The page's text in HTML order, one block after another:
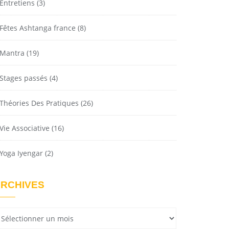
Entretiens (3)
Fêtes Ashtanga france (8)
Mantra (19)
Stages passés (4)
Théories Des Pratiques (26)
Vie Associative (16)
Yoga Iyengar (2)